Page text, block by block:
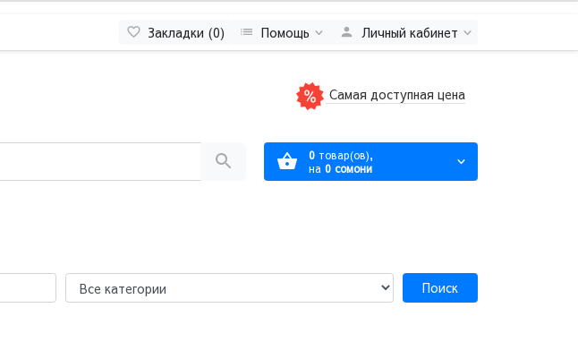
Закладки (0) Помощь Личный кабинет
Самая доступная цена
0 товар(ов),
на 0 сомони